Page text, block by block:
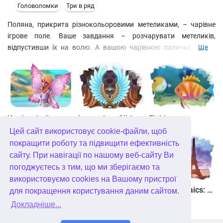
Цей сайт використовує cookie-файли, щоб
покращити роботу та підвищити ефективність
сайту. При навігації по нашому веб-сайту Ви
погоджуєтесь з тим, що ми зберігаємо та
використовуємо cookies на Вашому пристрої
для покращення користування даним сайтом.
Докладніше...
Головоломки Три в ряд
Поляна, прикрита різнокольоровими метеликами, – чарівне
ігрове поле. Ваше завдання – розчарувати метеликів,
відпустивши їх на волю. А вашою чарівною паличкою буде
розчаровуєте
Ще
Країна фей Legendary Slide Fishjong
Квадріум Пас'янс Білосніжка. Зачароване королівство Travel Mosaics: A Paris Tour